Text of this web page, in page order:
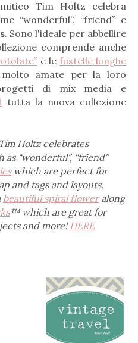
Tim Holtz celebra
“wonderful”, “friend” e
. Sono l'ideale per abbellire
comprende anche
e le fustelle lunghe
amate per la loro
di mix media e
tutta la nuova collezione
Holtz celebrates
“wonderful”, “friend”
which are perfect for
and tags and layouts.
beautiful spiral floweralong
™ which are great for
and more!HERE